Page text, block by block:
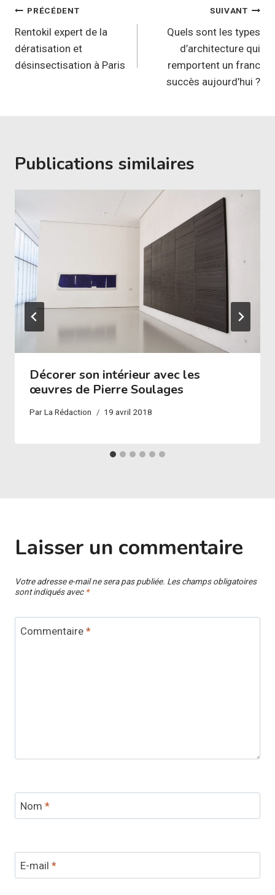
Navigation
de
l’article
PRÉCÉDENT
Rentokil expert de la
dératisation et
désinsectisation à Paris
SUIVANT
Quels sont les types
d’architecture qui
remportent un franc
succès aujourd’hui ?
Publications similaires
Décorer son intérieur avec les
œuvres de Pierre Soulages
ParLa Rédaction 19 avril 2018
Laisser un commentaire
Votre adresse e-mail ne sera pas publiée. Les champs obligatoires
sont indiqués avec *
Commentaire *
Nom *
E-mail *